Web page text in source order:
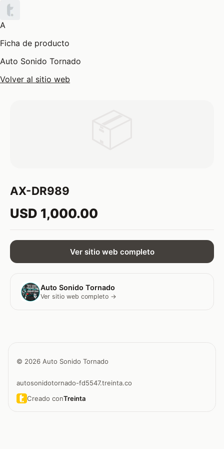
A
Ficha de producto
Auto Sonido Tornado
Volver al sitio web
AX-DR989
USD 1,000.00
Ver sitio web completo
Auto Sonido Tornado
Ver sitio web completo →
© 2026 Auto Sonido Tornado
autosonidotornado-fd5547.treinta.co
Creado conTreinta